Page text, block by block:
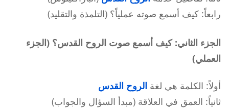
رابعاً: كيف أسمع صوته عملياً؟ (التلمذة والتقليد)
الجزء الثاني: كيف أسمع صوت الروح القدس؟ (الجزء
العملي)
أولاً: الكلمة هي لغة الروح القدس
ثانياً: العمق في العلاقة (مبدأ السؤال والجواب)